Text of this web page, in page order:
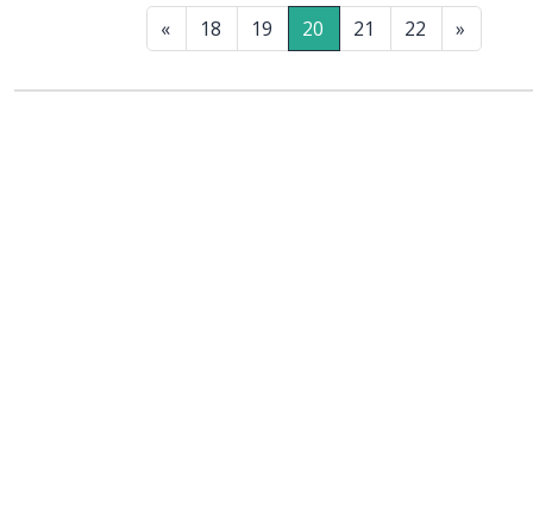
« 18 19 20 21 22 »